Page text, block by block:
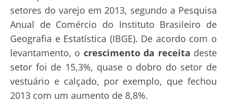
setores do varejo em 2013, segundo a Pesquisa
Anual de Comércio do Instituto Brasileiro de
Geografia e Estatística (IBGE). De acordo com o
levantamento, o crescimento da receita deste
setor foi de 15,3%, quase o dobro do setor de
vestuário e calçado, por exemplo, que fechou
2013 com um aumento de 8,8%.